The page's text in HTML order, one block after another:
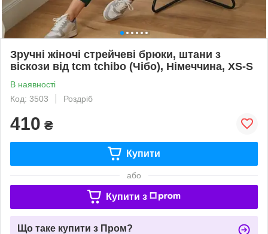
Зручні жіночі стрейчеві брюки, штани з
віскози від tcm tchibo (Чібо), Німеччина, XS-S
В наявності
Код: 3503
Роздріб
410 ₴
Купити
або
Купити з
Що таке купити з Пром?